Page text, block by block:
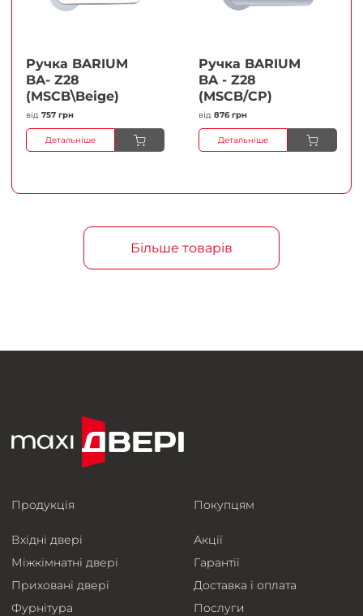
Ручка BARIUM
BA- Z28
(MSCB\Beige)
від 757 грн
Детальніше
Ручка BARIUM
BA - Z28
(MSCB/CP)
від 876 грн
Детальніше
Більше товарів
Продукція
Вхідні двері
Міжкімнатні двері
Приховані двері
Фурнітура
Покупцям
Акції
Гарантії
Доставка і оплата
Послуги